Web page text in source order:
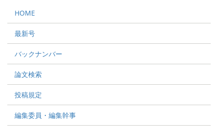
HOME
最新号
バックナンバー
論文検索
投稿規定
編集委員・編集幹事